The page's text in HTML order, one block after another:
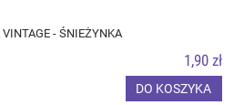
- ŚNIEŻYNKA
1,90 zł
DO KOSZYKA